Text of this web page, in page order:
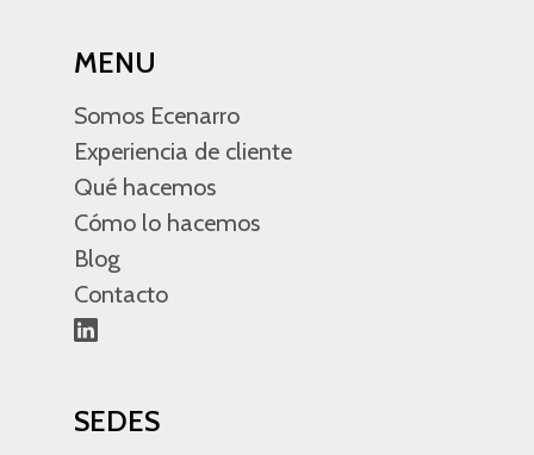
MENU
Somos Ecenarro
Experiencia de cliente
Qué hacemos
Cómo lo hacemos
Blog
Contacto
SEDES